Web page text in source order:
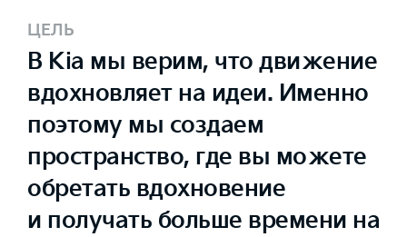
ЦЕЛЬ
В Kia мы верим, что движение
вдохновляет на идеи. Именно
поэтому мы создаем
пространство, где вы можете
обретать вдохновение
и получать больше времени на